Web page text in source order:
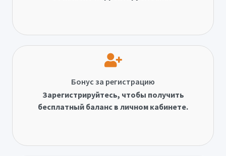
Бонус за регистрацию
Зарегистрируйтесь, чтобы получить
бесплатный баланс в личном кабинете.